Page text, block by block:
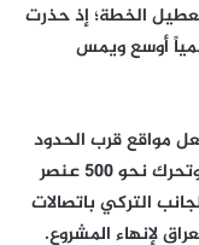
الخطة؛ إذ حذرت
أوسع ويمس
مواقع قرب الحدود
الإيرانية العراقية لتسهيل عبور المقاتلين، وتحرك نحو 500 عنصر
التركي باتصالات
لإنهاء المشروع.